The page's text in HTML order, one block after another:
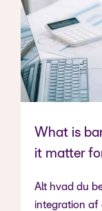
What is
it matter
Alt hvad du
integration af